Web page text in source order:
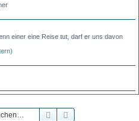
einer eine Reise tut, darf er uns davon
Suche